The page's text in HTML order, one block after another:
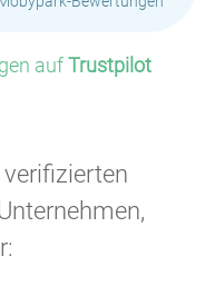
aufTrustpilot
verifizierten